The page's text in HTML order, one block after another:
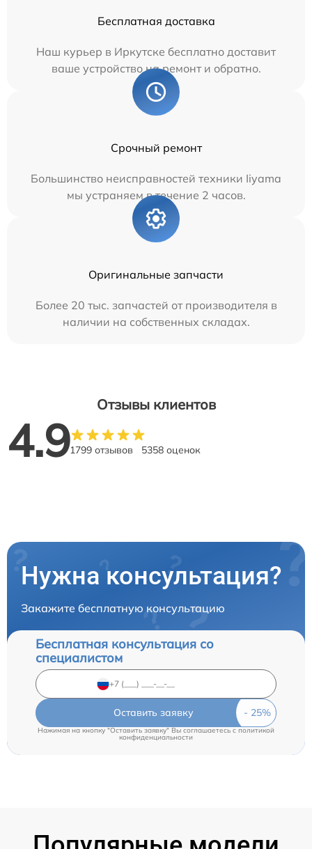
Бесплатная доставка
Наш курьер в Иркутске бесплатно доставит
ваше устройство на ремонт и обратно.
Срочный ремонт
Большинство неисправностей техники Iiyama
мы устраняем в течение 2 часов.
Оригинальные запчасти
Более 20 тыс. запчастей от производителя в
наличии на собственных складах.
Отзывы клиентов
4.91799 отзывов 5358 оценок
Нужна консультация?
Закажите бесплатную консультацию
Бесплатная консультация со
специалистом
Оставить заявку
Нажимая на кнопку "Оставить заявку" Вы соглашаетесь cполитикой
конфиденциальности